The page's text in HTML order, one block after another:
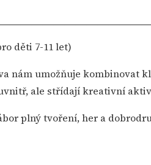
děti 7-11 let)
nám umožňuje kombinovat
ale střídají kreativní
plný tvoření, her a